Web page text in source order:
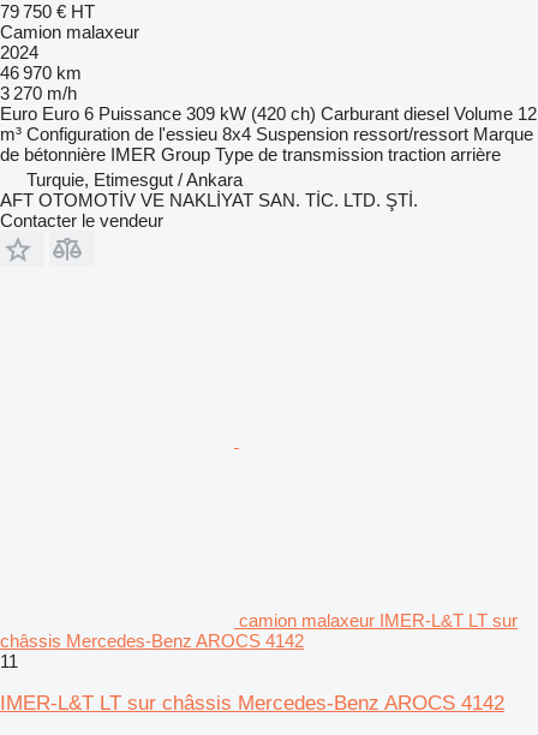
79 750 € HT
Camion malaxeur
2024
46 970 km
3 270 m/h
Euro Euro 6 Puissance 309 kW (420 ch) Carburant diesel Volume 12
m³ Configuration de l'essieu 8x4 Suspension ressort/ressort Marque
de bétonnière IMER Group Type de transmission traction arrière
Turquie, Etimesgut / Ankara
AFT OTOMOTİV VE NAKLİYAT SAN. TİC. LTD. ŞTİ.
Contacter le vendeur
camion malaxeur IMER-L&T LT sur
châssis Mercedes-Benz AROCS 4142
11
IMER-L&T LT sur châssis Mercedes-Benz AROCS 4142